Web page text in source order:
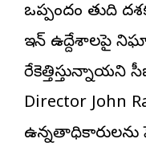
ఒప్పందం తుది
ఇరాన్‌ ఉద్దేశాలపై
రేకెత్తిస్తున్నాయని
Director John
ఉన్నతాధికారులను